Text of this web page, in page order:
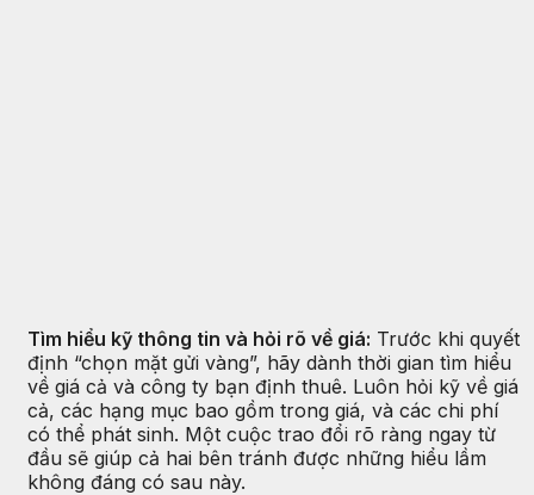
Tìm hiểu kỹ thông tin và hỏi rõ về giá: Trước khi quyết
định “chọn mặt gửi vàng”, hãy dành thời gian tìm hiểu
về giá cả và công ty bạn định thuê. Luôn hỏi kỹ về giá
cả, các hạng mục bao gồm trong giá, và các chi phí
có thể phát sinh. Một cuộc trao đổi rõ ràng ngay từ
đầu sẽ giúp cả hai bên tránh được những hiểu lầm
không đáng có sau này.